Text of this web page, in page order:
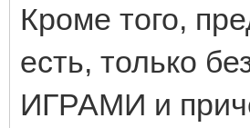
Кроме того,
есть, только
ИГРАМИ и